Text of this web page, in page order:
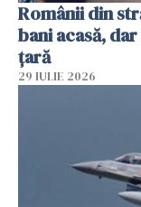
Românii din
bani acasă,
țară
29 IULIE 2026